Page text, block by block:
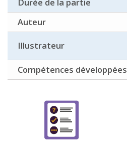
Auteur
Illustrateur
Compétences développées